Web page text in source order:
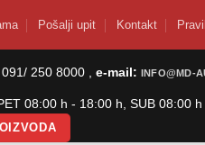
Pošalji upit Kontakt
250 8000 , e-mail: INFO@MD-
08:00 h - 18:00 h, SUB 08:00